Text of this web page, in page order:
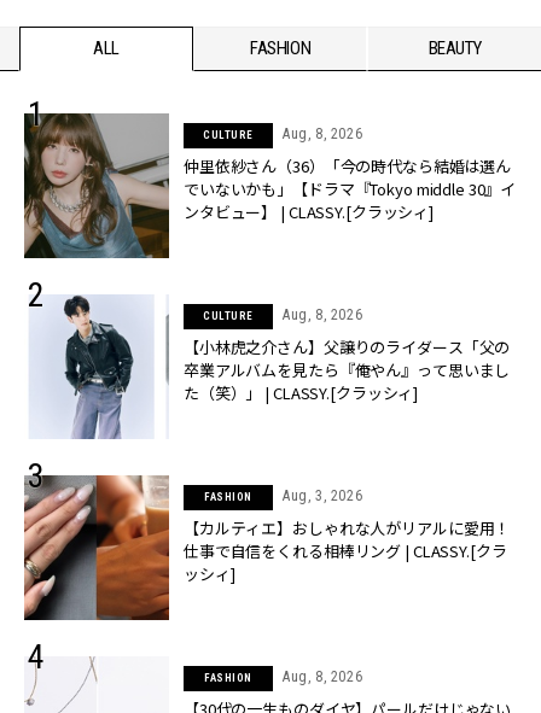
ALL FASHION BEAUTY
CULTURE Aug, 8, 2026
仲里依紗さん（36）「今の時代なら結婚は選ん
でいないかも」【ドラマ『Tokyo middle 30』イ
ンタビュー】 | CLASSY.[クラッシィ]
CULTURE Aug, 8, 2026
【小林虎之介さん】父譲りのライダース「父の
卒業アルバムを見たら『俺やん』って思いまし
た（笑）」 | CLASSY.[クラッシィ]
FASHION Aug, 3, 2026
【カルティエ】おしゃれな人がリアルに愛用！
仕事で自信をくれる相棒リング | CLASSY.[クラ
ッシィ]
FASHION Aug, 8, 2026